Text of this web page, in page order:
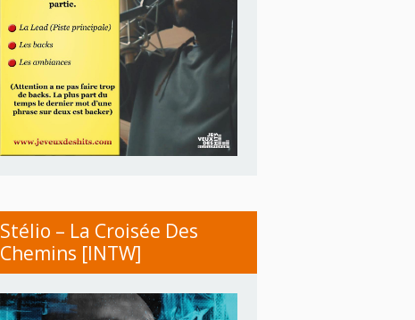
Stélio – La Croisée Des
Chemins [INTW]